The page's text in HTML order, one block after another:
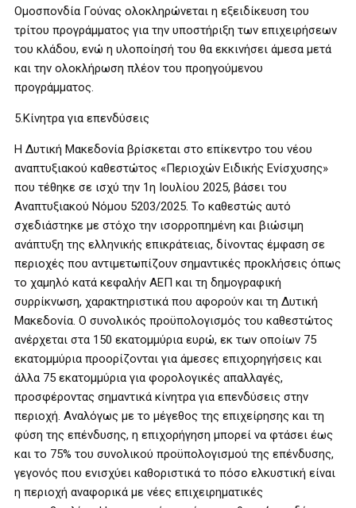
Ομοσπονδία Γούνας ολοκληρώνεται η εξειδίκευση του
τρίτου προγράμματος για την υποστήριξη των επιχειρήσεων
του κλάδου, ενώ η υλοποίησή του θα εκκινήσει άμεσα μετά
και την ολοκλήρωση πλέον του προηγούμενου
προγράμματος.
5.Κίνητρα για επενδύσεις
Η Δυτική Μακεδονία βρίσκεται στο επίκεντρο του νέου
αναπτυξιακού καθεστώτος «Περιοχών Ειδικής Ενίσχυσης»
που τέθηκε σε ισχύ την 1η Ιουλίου 2025, βάσει του
Αναπτυξιακού Νόμου 5203/2025. Το καθεστώς αυτό
σχεδιάστηκε με στόχο την ισορροπημένη και βιώσιμη
ανάπτυξη της ελληνικής επικράτειας, δίνοντας έμφαση σε
περιοχές που αντιμετωπίζουν σημαντικές προκλήσεις όπως
το χαμηλό κατά κεφαλήν ΑΕΠ και τη δημογραφική
συρρίκνωση, χαρακτηριστικά που αφορούν και τη Δυτική
Μακεδονία. Ο συνολικός προϋπολογισμός του καθεστώτος
ανέρχεται στα 150 εκατομμύρια ευρώ, εκ των οποίων 75
εκατομμύρια προορίζονται για άμεσες επιχορηγήσεις και
άλλα 75 εκατομμύρια για φορολογικές απαλλαγές,
προσφέροντας σημαντικά κίνητρα για επενδύσεις στην
περιοχή. Αναλόγως με το μέγεθος της επιχείρησης και τη
φύση της επένδυσης, η επιχορήγηση μπορεί να φτάσει έως
και το 75% του συνολικού προϋπολογισμού της επένδυσης,
γεγονός που ενισχύει καθοριστικά το πόσο ελκυστική είναι
η περιοχή αναφορικά με νέες επιχειρηματικές